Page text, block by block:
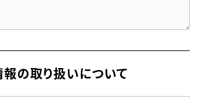
の取り扱いについて